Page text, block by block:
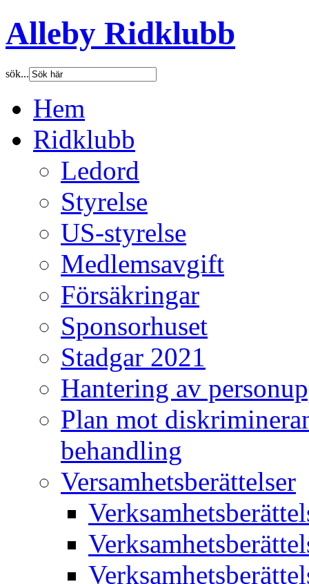
Alleby Ridklubb
sök...
Hem
Ridklubb
Ledord
Styrelse
US-styrelse
Medlemsavgift
Försäkringar
Sponsorhuset
Stadgar 2021
Hantering av
Plan mot
behandling
Versamhetsberättelser